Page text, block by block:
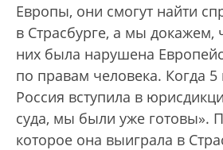
Европы, они смогут найти
в Страсбурге, а мы докажем,
них была нарушена
по правам человека. Когда 5
Россия вступила в
суда, мы были уже готовы».
которое она выиграла в